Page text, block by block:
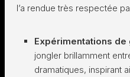
l’a rendue très respectée
Expérimentations de
jongler brillamment
dramatiques, inspirant